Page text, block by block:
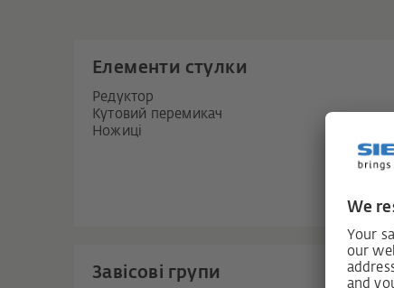
Елементи стулки
Редуктор
Кутовий перемикач
Ножиці
Завісові групи